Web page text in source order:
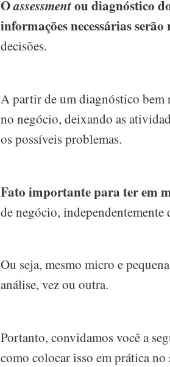
Oassessmentou diagnóstico
informações necessárias
decisões.
A partir de um diagnóstico bem
no negócio, deixando as
os possíveis problemas.
Fato importante para ter em
de negócio, independentemente
Ou seja, mesmo micro e
análise, vez ou outra.
Portanto, convidamos você a
como colocar isso em prática no